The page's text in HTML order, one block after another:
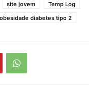
site jovem
Temp Log
diabetes tipo 2